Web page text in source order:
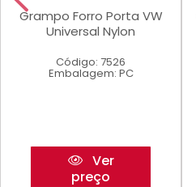
Grampo Forro Porta VW
Universal Nylon
Código: 7526
Embalagem: PC
Ver
preço